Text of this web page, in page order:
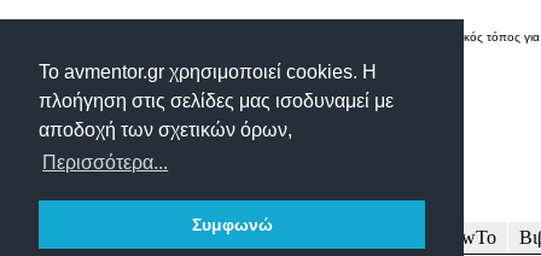
Το avmentor.gr χρησιμοποιεί cookies. Η
πλοήγηση στις σελίδες μας ισοδυναμεί με
αποδοχή των σχετικών όρων,
Περισσότερα...
Συμφωνώ
Δικτυακός τόπος
Δοκιμές Άρθρα HowTo